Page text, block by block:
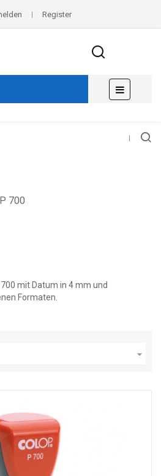
Register
der
☰
P 700
mit Datum in 4 mm und
Formaten.
